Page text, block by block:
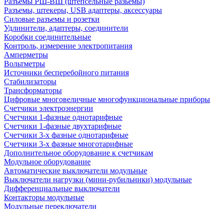
Разъемы, штекеры, USB адаптеры, аксессуары
Силовые разъемы и розетки
Удлинители, адаптеры, соединители
Коробки соединительные
Контроль, измерение электропитания
Амперметры
Вольтметры
Источники бесперебойного питания
Стабилизаторы
Трансформаторы
Цифровые многовеличные многофункциональные приборы
Счетчики электроэнергии
Счетчики 1-фазные однотарифные
Счетчики 1-фазные двухтарифные
Счетчики 3-х фазные однотарифные
Счетчики 3-х фазные многотарифные
Дополнительное оборудование к счетчикам
Модульное оборудование
Автоматические выключатели модульные
Выключатели нагрузки (мини-рубильники) модульные
Дифференциальные выключатели
Контакторы модульные
Модульные переключатели